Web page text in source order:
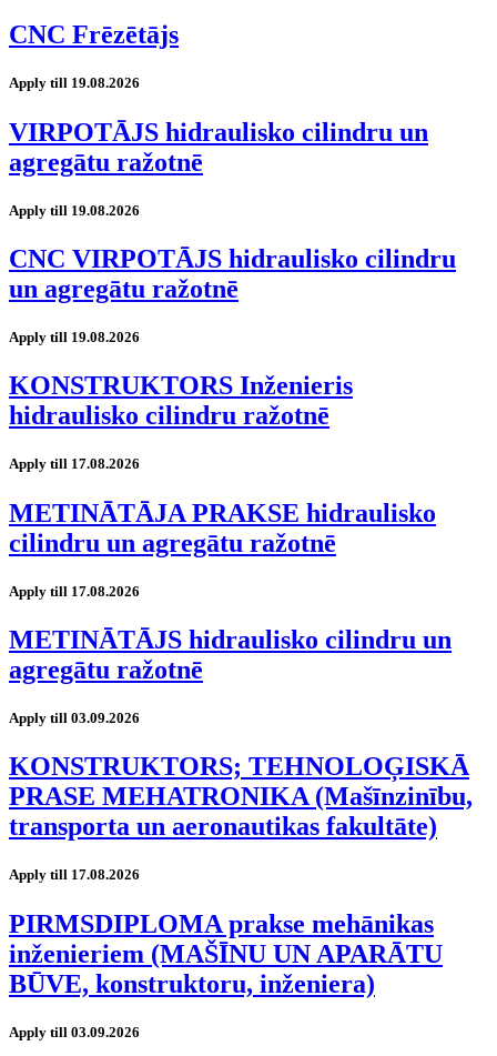
CNC Frēzētājs
Apply till 19.08.2026
VIRPOTĀJS hidraulisko cilindru un
agregātu ražotnē
Apply till 19.08.2026
CNC VIRPOTĀJS hidraulisko cilindru
un agregātu ražotnē
Apply till 19.08.2026
KONSTRUKTORS Inženieris
hidraulisko cilindru ražotnē
Apply till 17.08.2026
METINĀTĀJA PRAKSE hidraulisko
cilindru un agregātu ražotnē
Apply till 17.08.2026
METINĀTĀJS hidraulisko cilindru un
agregātu ražotnē
Apply till 03.09.2026
KONSTRUKTORS; TEHNOLOĢISKĀ
PRASE MEHATRONIKA (Mašīnzinību,
transporta un aeronautikas fakultāte)
Apply till 17.08.2026
PIRMSDIPLOMA prakse mehānikas
inženieriem (MAŠĪNU UN APARĀTU
BŪVE, konstruktoru, inženiera)
Apply till 03.09.2026